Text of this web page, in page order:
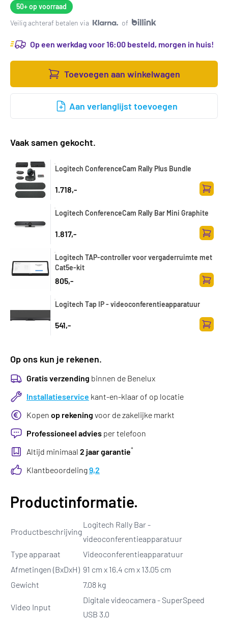
50+op voorraad
Veilig achteraf betalen via
of
Op een werkdag voor 16:00 besteld, morgen in huis!
Toevoegen aan winkelwagen
Aan verlanglijst toevoegen
Vaak samen gekocht.
Logitech ConferenceCam Rally Plus Bundle
1.718,-
Logitech ConferenceCam Rally Bar Mini Graphite
1.817,-
Logitech TAP-controller voor vergaderruimte met
Cat5e-kit
805,-
Logitech Tap IP - videoconferentieapparatuur
541,-
Op ons kun je rekenen.
Gratis verzending binnen de Benelux
Installatieservice kant-en-klaar of op locatie
Kopen op rekening voor de zakelijke markt
Professioneel advies per telefoon
Altijd minimaal 2 jaar garantie*
Klantbeoordeling9,2
Productinformatie.
Productbeschrijving
Logitech Rally Bar -
videoconferentieapparatuur
Type apparaat
Videoconferentieapparatuur
Afmetingen (BxDxH) 91 cm x 16.4 cm x 13.05 cm
Gewicht
7.08 kg
Video Input
Digitale videocamera - SuperSpeed
USB 3.0